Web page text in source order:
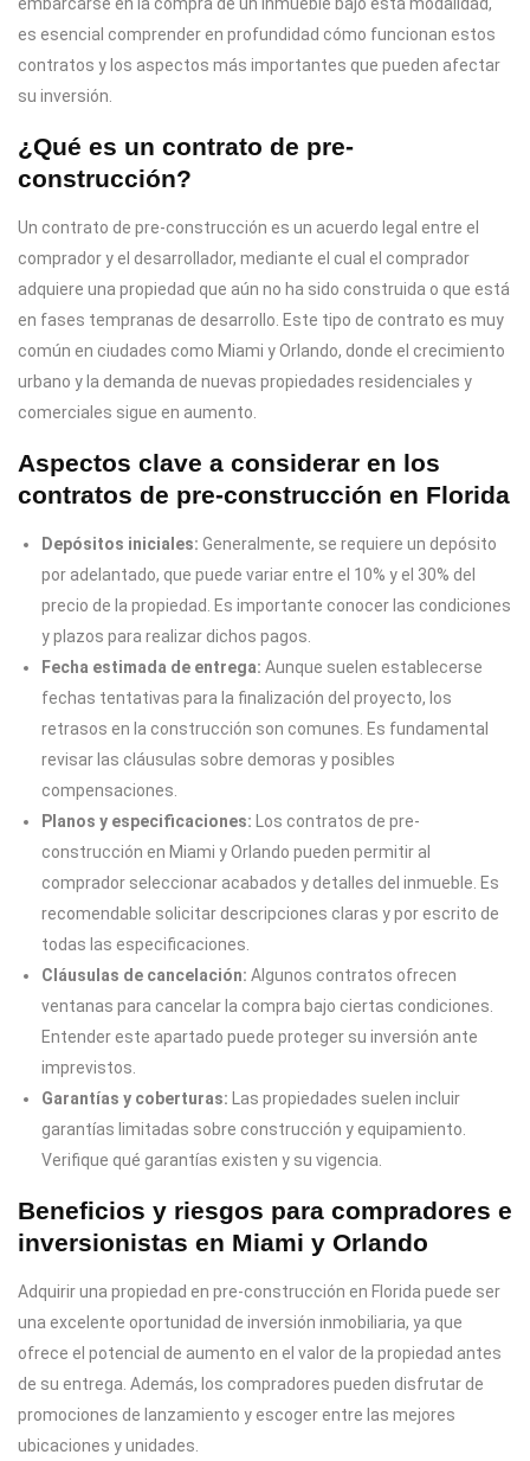
es esencial comprender en profundidad cómo funcionan estos
contratos y los aspectos más importantes que pueden afectar
su inversión.
¿Qué es un contrato de pre-
construcción?
Un contrato de pre-construcción es un acuerdo legal entre el
comprador y el desarrollador, mediante el cual el comprador
adquiere una propiedad que aún no ha sido construida o que está
en fases tempranas de desarrollo. Este tipo de contrato es muy
común en ciudades como Miami y Orlando, donde el crecimiento
urbano y la demanda de nuevas propiedades residenciales y
comerciales sigue en aumento.
Aspectos clave a considerar en los
contratos de pre-construcción en Florida
Depósitos iniciales: Generalmente, se requiere un depósito
por adelantado, que puede variar entre el 10% y el 30% del
precio de la propiedad. Es importante conocer las condiciones
y plazos para realizar dichos pagos.
Fecha estimada de entrega: Aunque suelen establecerse
fechas tentativas para la finalización del proyecto, los
retrasos en la construcción son comunes. Es fundamental
revisar las cláusulas sobre demoras y posibles
compensaciones.
Planos y especificaciones: Los contratos de pre-
construcción en Miami y Orlando pueden permitir al
comprador seleccionar acabados y detalles del inmueble. Es
recomendable solicitar descripciones claras y por escrito de
todas las especificaciones.
Cláusulas de cancelación: Algunos contratos ofrecen
ventanas para cancelar la compra bajo ciertas condiciones.
Entender este apartado puede proteger su inversión ante
imprevistos.
Garantías y coberturas: Las propiedades suelen incluir
garantías limitadas sobre construcción y equipamiento.
Verifique qué garantías existen y su vigencia.
Beneficios y riesgos para compradores e
inversionistas en Miami y Orlando
Adquirir una propiedad en pre-construcción en Florida puede ser
una excelente oportunidad de inversión inmobiliaria, ya que
ofrece el potencial de aumento en el valor de la propiedad antes
de su entrega. Además, los compradores pueden disfrutar de
promociones de lanzamiento y escoger entre las mejores
ubicaciones y unidades.